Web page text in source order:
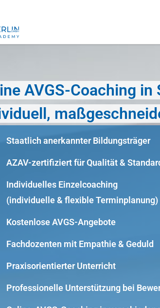
AVGS-Coaching
Staatlich anerkannter Bildungsträger
AZAV-zertifiziert für Qualität &
Individuelles Einzelcoaching
(individuelle & flexible Terminplanung)
Kostenlose AVGS-Angebote
Fachdozenten mit Empathie & Geduld
Praxisorientierter Unterricht
Professionelle Unterstützung bei